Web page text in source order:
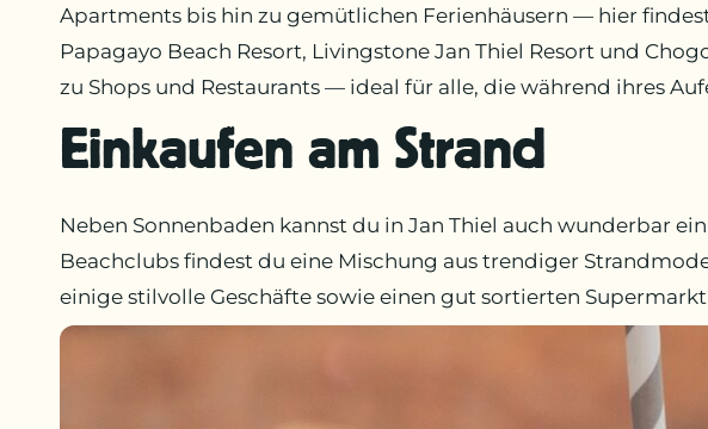
Apartments bis hin zu gemütlichen Ferienhäusern — hier
Papagayo Beach Resort, Livingstone Jan Thiel Resort und
zu Shops und Restaurants — ideal für alle, die während ihres
Einkaufen am Strand
Neben Sonnenbaden kannst du in Jan Thiel auch wunderbar
Beachclubs findest du eine Mischung aus trendiger
einige stilvolle Geschäfte sowie einen gut sortierten